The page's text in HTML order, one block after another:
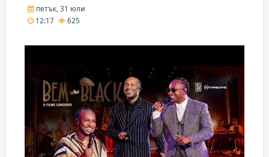
петък, 31 юли
12:17
625